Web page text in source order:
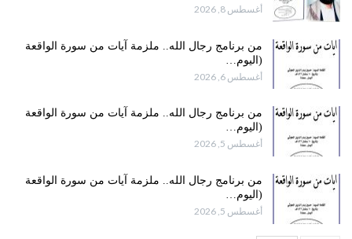
أغسطس 8, 2026
من برنامج رجال الله.. ملزمة آيات من سورة الواقعة
(اليوم…
أغسطس 6, 2026
من برنامج رجال الله.. ملزمة آيات من سورة الواقعة
(اليوم…
أغسطس 5, 2026
من برنامج رجال الله.. ملزمة آيات من سورة الواقعة
(اليوم…
أغسطس 5, 2026